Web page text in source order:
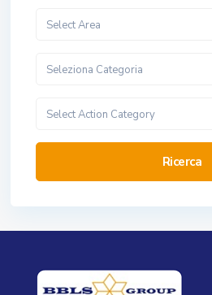
Select Area
Seleziona Categoria
Select Action Category
Ricerca